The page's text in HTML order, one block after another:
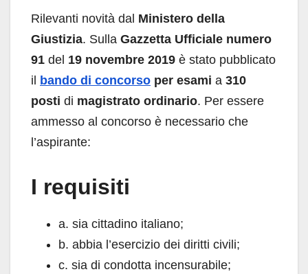
Rilevanti novità dal Ministero della
Giustizia. Sulla Gazzetta Ufficiale numero
91 del 19 novembre 2019 è stato pubblicato
il
bando di concorso per esami a 310
posti di magistrato ordinario. Per essere
ammesso al concorso è necessario che
l’aspirante:
I requisiti
a. sia cittadino italiano;
b. abbia l’esercizio dei diritti civili;
c. sia di condotta incensurabile;